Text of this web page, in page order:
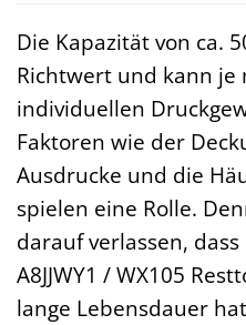
Die Kapazität von ca.
Richtwert und kann je
individuellen
Faktoren wie der
Ausdrucke und die
spielen eine Rolle.
darauf verlassen,
A8JJWY1 / WX105
lange Lebensdauer